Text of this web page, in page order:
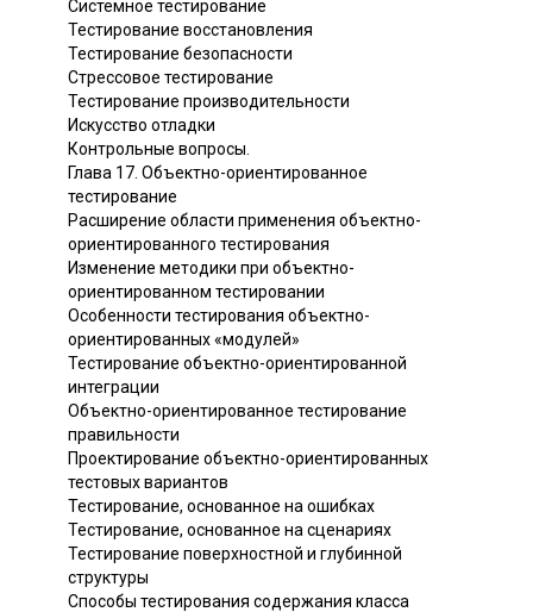
Системное тестирование
Тестирование восстановления
Тестирование безопасности
Стрессовое тестирование
Тестирование производительности
Искусство отладки
Контрольные вопросы.
Глава 17. Объектно-ориентированное
тестирование
Расширение области применения объектно-
ориентированного тестирования
Изменение методики при объектно-
ориентированном тестировании
Особенности тестирования объектно-
ориентированных «модулей»
Тестирование объектно-ориентированной
интеграции
Объектно-ориентированное тестирование
правильности
Проектирование объектно-ориентированных
тестовых вариантов
Тестирование, основанное на ошибках
Тестирование, основанное на сценариях
Тестирование поверхностной и глубинной
структуры
Способы тестирования содержания класса